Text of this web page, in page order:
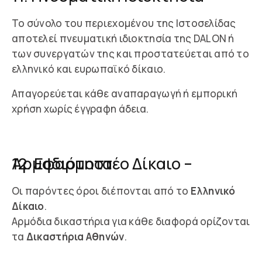
Το σύνολο του περιεχομένου της Ιστοσελίδας
αποτελεί πνευματική ιδιοκτησία της DALON ή
των συνεργατών της και προστατεύεται από το
ελληνικό και ευρωπαϊκό δίκαιο.
Απαγορεύεται κάθε αναπαραγωγή ή εμπορική
χρήση χωρίς έγγραφη άδεια.
12. Εφαρμοστέο Δίκαιο – Αρμοδιότητα
Οι παρόντες όροι διέπονται από το Ελληνικό
Δίκαιο.
Αρμόδια δικαστήρια για κάθε διαφορά ορίζονται
τα Δικαστήρια Αθηνών.